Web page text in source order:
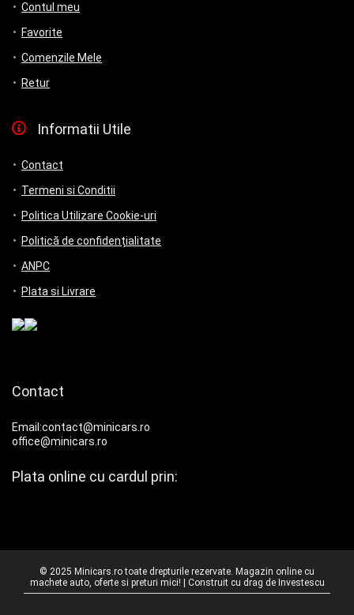
Contul meu
Favorite
Comenzile Mele
Retur
Informatii Utile
Contact
Termeni si Conditii
Politica Utilizare Cookie-uri
Politică de confidențialitate
ANPC
Plata si Livrare
Contact
Email:contact@minicars.ro
office@minicars.ro
Plata online cu cardul prin:
© 2025 Minicars.ro toate drepturile rezervate. Magazin online cu
machete auto, oferte si preturi mici! | Construit cu drag de Investescu